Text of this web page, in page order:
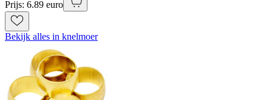
Prijs: 6.89 euro
Bekijk alles in knelmoer